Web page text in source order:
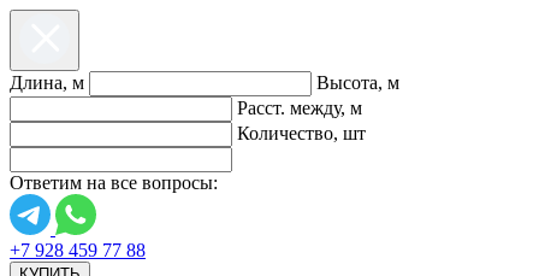
Длина, м
Высота, м
Расст. между, м
Количество, шт
Ответим на все вопросы:
+7 928 459 77 88